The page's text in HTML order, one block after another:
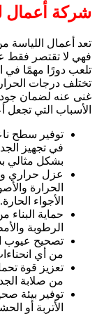
شركة أعمال
تعد أعمال
فهي لا تقتصر فقط
تلعب دورًا مهمًا في
تختلف درجات
غنى عنه لضمان
الأسباب التي تجعل
توفير سطح
في تجهيز
بشكل مثالي
عزل حراري
الحرارة
الأجواء الحارة.
حماية البناء
الرطوبة
تصحيح عيوب
من أي
تعزيز قوة
من صلابة
توفير بيئة
الأتربة أو